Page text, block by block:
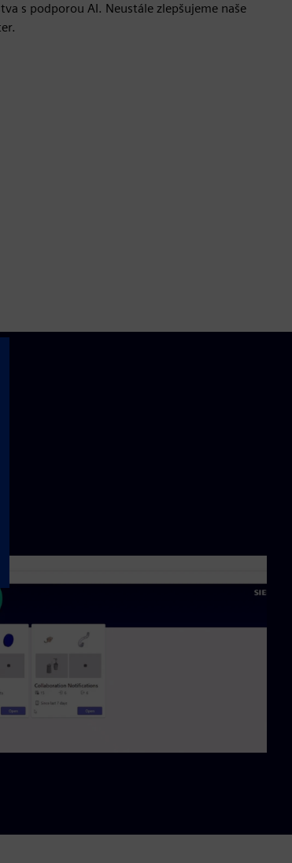
s podporou AI. Neustále zlepšujeme naše